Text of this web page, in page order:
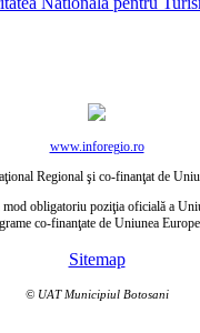
www.inforegio.ro
Regional şi co-finanţat de
obligatoriu poziţia oficială a
co-finanţate de Uniunea
Sitemap
© UAT Municipiul Botosani